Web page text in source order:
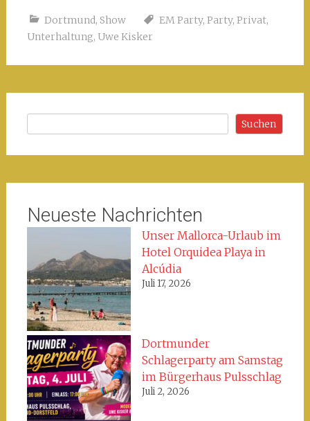
Dortmund, Show EM Party, Party, Privat,
Unterhaltung, Uwe Kisker
Suchen
Neueste Nachrichten
Unser Mallorca-Urlaub im
Hotel Orquidea Playa in
Alcúdia
Juli 17, 2026
Dortmunder
Schlagerparty am Samstag
im Bürgerhaus Pulsschlag
Juli 2, 2026